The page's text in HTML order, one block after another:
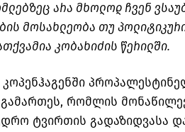
არა მხოლოდ ჩვენ
მოსახლეობა თუ
კობახიძის წერილში.
რომლის
ტვირთის გადაზიდვასა